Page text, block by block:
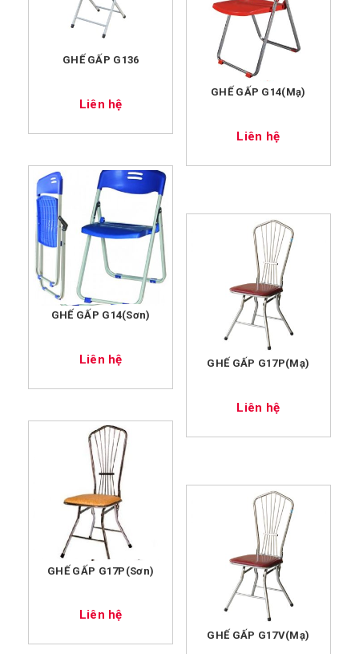
GHẾ GẤP G136
Liên hệ
GHẾ GẤP G14(Mạ)
Liên hệ
GHẾ GẤP G14(Sơn)
Liên hệ GHẾ GẤP G17P(Mạ)
Liên hệ
GHẾ GẤP G17P(Sơn)
Liên hệ
GHẾ GẤP G17V(Mạ)